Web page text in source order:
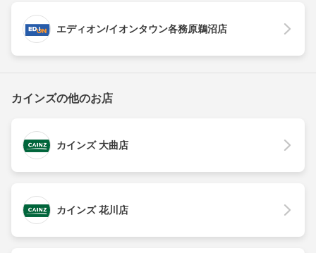
エディオン/イオンタウン各務原鵜沼店
カインズの他のお店
カインズ 大曲店
カインズ 花川店